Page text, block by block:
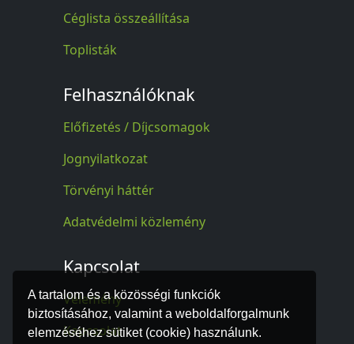
A tartalom és a közösségi funkciók
biztosításához, valamint a weboldalforgalmunk
elemzéséhez sütiket (cookie) használunk.
Céglista összeállítása
Toplisták
Felhasználóknak
Előfizetés / Díjcsomagok
Jognyilatkozat
Törvényi háttér
Adatvédelmi közlemény
Kapcsolat
Vélemény
Kapcsolat